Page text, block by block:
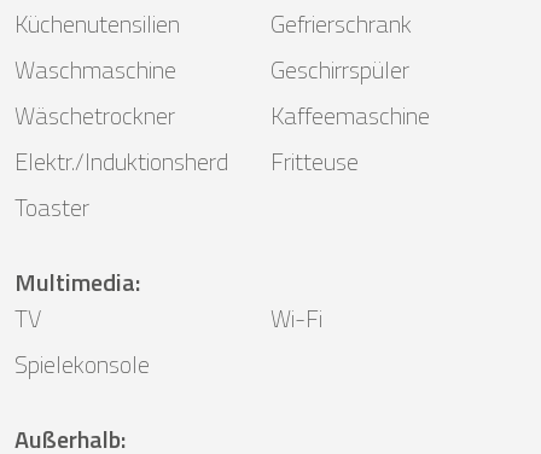
Küchenutensilien
Gefrierschrank
Waschmaschine
Geschirrspüler
Wäschetrockner
Kaffeemaschine
Elektr./Induktionsherd
Fritteuse
Toaster
Multimedia:
TV
Wi-Fi
Spielekonsole
Außerhalb: